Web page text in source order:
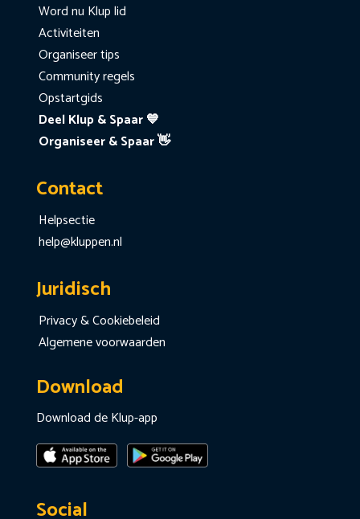
Word nu Klup lid
Activiteiten
Organiseer tips
Community regels
Opstartgids
Deel Klup & Spaar 💙
Organiseer & Spaar 👋
Contact
Helpsectie
help@kluppen.nl
Juridisch
Privacy & Cookiebeleid
Algemene voorwaarden
Download
Download de Klup-app
Social